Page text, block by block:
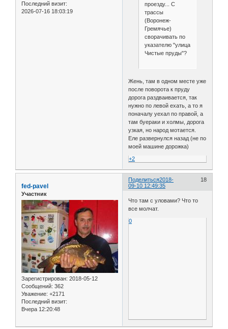
Последний визит:
2026-07-16 18:03:19
проезду... С
трассы
(Воронеж-
Гремячье)
сворачивать по
указателю "улица
Чистые пруды"?
Жень, там в одном месте уже
после поворота к пруду
дорога раздваивается, так
нужно по левой ехать, а то я
поначалу уехал по правой, а
там буераки и холмы, дорога
узкая, но народ мотается.
Еле развернулся назад (не по
моей машине дорожка)
+2
Поделиться 18
2018-
09-10 12:49:35
fed-pavel
Участник
Зарегистрирован: 2018-05-12
Сообщений: 362
Уважение: +2171
Последний визит:
Вчера 12:20:48
Что там с уловами? Что то
все молчат.
0